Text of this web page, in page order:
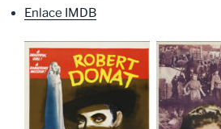
Enlace IMDB